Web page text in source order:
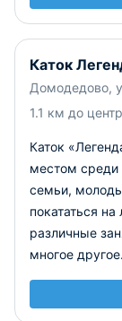
Каток
Домодедово,
1.1 км до
Каток
местом среди
семьи,
покататься
различные
многое другое.